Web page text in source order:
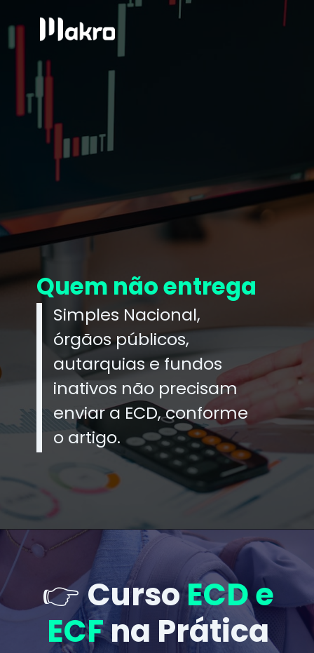
Quem não entrega
Simples Nacional,
órgãos públicos,
autarquias e fundos
inativos não precisam
enviar a ECD, conforme
o artigo.
👉CursoECD e
ECFna Prática